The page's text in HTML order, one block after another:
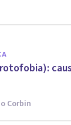
Corbin